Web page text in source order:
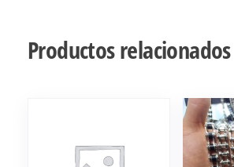
Productos relacionados